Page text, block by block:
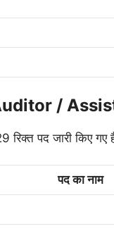
/
रिक्त पद जारी किए गए
पद का नाम